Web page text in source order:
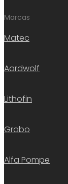
Marcas
Matec
Aardwolf
Lithofin
Grabo
Alfa Pompe